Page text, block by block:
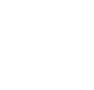
32 Database
Jülich